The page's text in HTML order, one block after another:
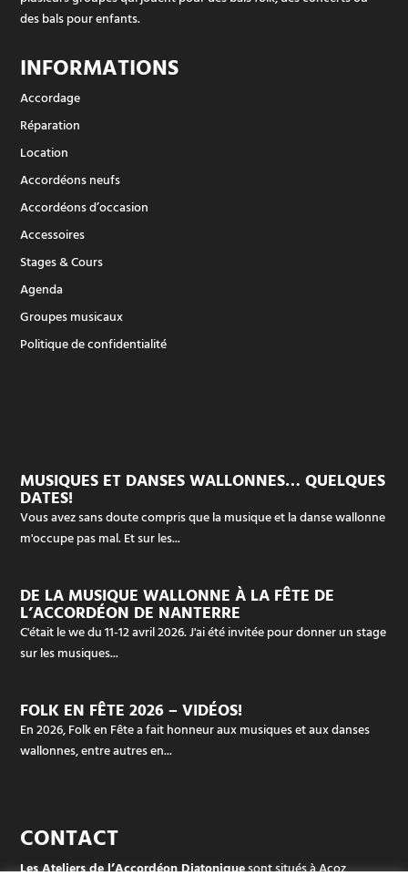
des bals pour enfants.
INFORMATIONS
Accordage
Réparation
Location
Accordéons neufs
Accordéons d’occasion
Accessoires
Stages & Cours
Agenda
Groupes musicaux
Politique de confidentialité
MUSIQUES ET DANSES WALLONNES… QUELQUES
DATES!
Vous avez sans doute compris que la musique et la danse wallonne
m'occupe pas mal. Et sur les...
DE LA MUSIQUE WALLONNE À LA FÊTE DE
L’ACCORDÉON DE NANTERRE
C'était le we du 11-12 avril 2026. J'ai été invitée pour donner un stage
sur les musiques...
FOLK EN FÊTE 2026 – VIDÉOS!
En 2026, Folk en Fête a fait honneur aux musiques et aux danses
wallonnes, entre autres en...
CONTACT
Les Ateliers de l’Accordéon Diatoniquesont situés à Acoz